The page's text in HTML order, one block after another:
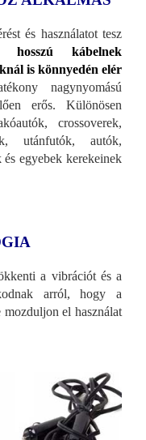
és használatot tesz
kábelnek
is könnyedén elér
nagynyomású
erős. Különösen
crossoverek,
utánfutók, autók,
egyebek kerekeinek
a vibrációt és a
arról, hogy a
el használat